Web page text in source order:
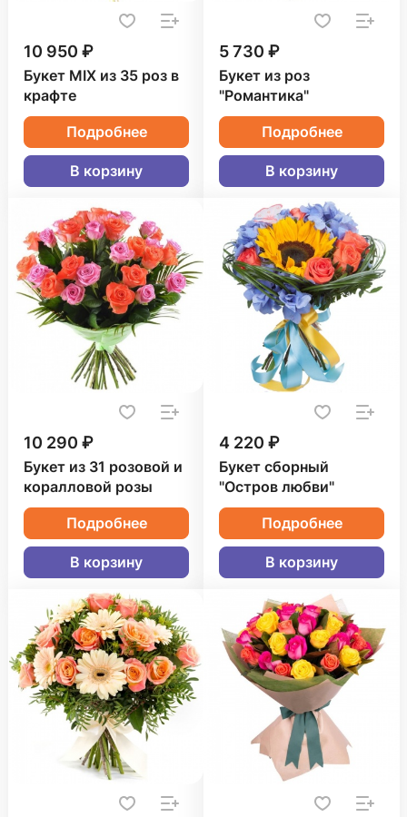
10 950 ₽
Букет MIX из 35 роз в
крафте
Подробнее
В корзину
5 730 ₽
Букет из роз
"Романтика"
Подробнее
В корзину
10 290 ₽
Букет из 31 розовой и
коралловой розы
Подробнее
В корзину
4 220 ₽
Букет сборный
"Остров любви"
Подробнее
В корзину